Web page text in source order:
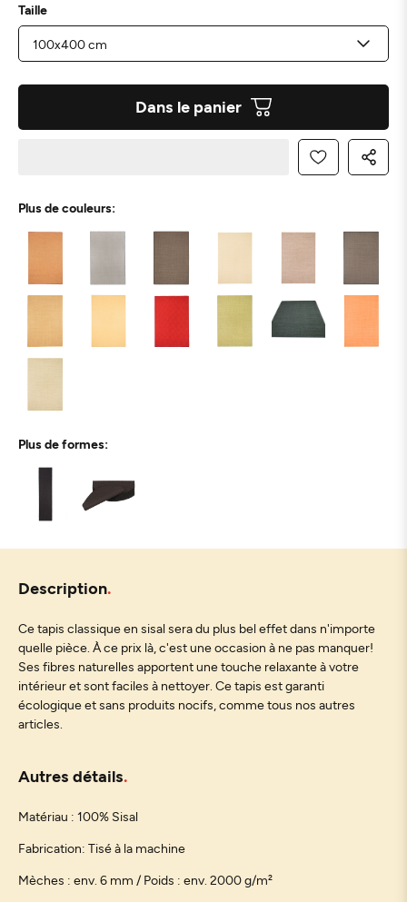
Taille
Dans le panier
Plus de couleurs:
Plus de formes:
Description
Ce tapis classique en sisal sera du plus bel effet dans n'importe
quelle pièce. À ce prix là, c'est une occasion à ne pas manquer!
Ses fibres naturelles apportent une touche relaxante à votre
intérieur et sont faciles à nettoyer. Ce tapis est garanti
écologique et sans produits nocifs, comme tous nos autres
articles.
Autres détails
Matériau : 100% Sisal
Fabrication: Tisé à la machine
Mèches : env. 6 mm / Poids : env. 2000 g/m²